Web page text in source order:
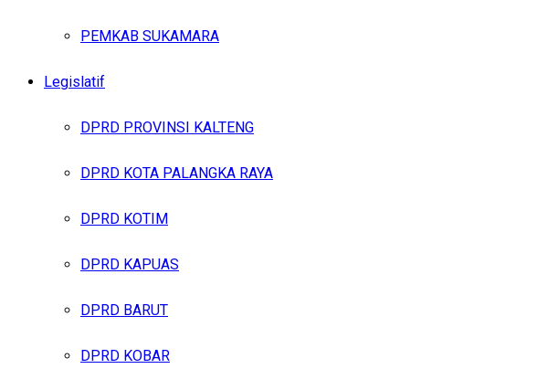
PEMKAB SUKAMARA
Legislatif
DPRD PROVINSI KALTENG
DPRD KOTA PALANGKA RAYA
DPRD KOTIM
DPRD KAPUAS
DPRD BARUT
DPRD KOBAR